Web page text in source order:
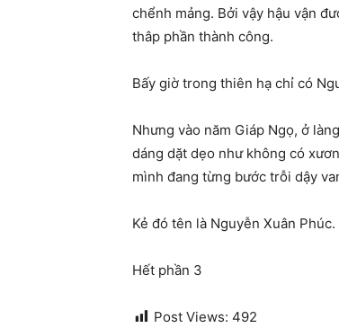
chểnh mảng. Bởi vậy hậu vận
thâp phần thành công.
Bấy giờ trong thiên hạ chỉ có
Nhưng vào năm Giáp Ngọ, ở
dáng dặt dẹo như không có
mình đang từng bước trỗi dậy
Kẻ đó tên là Nguyễn Xuân Phúc.
Hết phần 3
Post Views: 492